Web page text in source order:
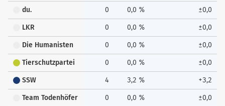
du. 0 0,0 % ±0,0
LKR 0 0,0 % ±0,0
Die Humanisten 0 0,0 % ±0,0
Tierschutzpartei 0 0,0 % ±0,0
SSW 4 3,2 % +3,2
Team Todenhöfer 0 0,0 % ±0,0